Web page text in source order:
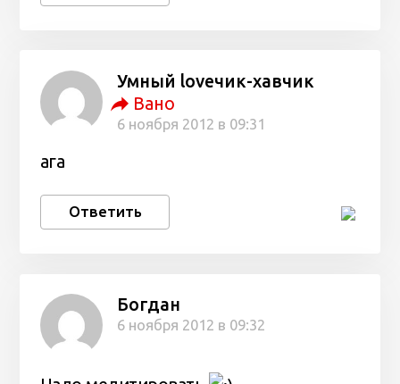
Умный loveчик-хавчик
Вано
6 ноября 2012 в 09:31
ага
Ответить
Богдан
6 ноября 2012 в 09:32